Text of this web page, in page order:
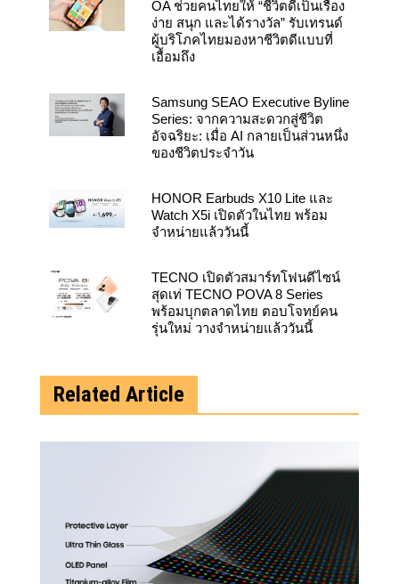
OA ช่วยคนไทยให้ “ชีวิตดีเป็นเรื่อง
ง่าย สนุก และได้รางวัล” รับเทรนด์
ผู้บริโภคไทยมองหาชีวิตดีแบบที่
เอื้อมถึง
Samsung SEAO Executive Byline
Series: จากความสะดวกสู่ชีวิต
อัจฉริยะ: เมื่อ AI กลายเป็นส่วนหนึ่ง
ของชีวิตประจำวัน
HONOR Earbuds X10 Lite และ
Watch X5i เปิดตัวในไทย พร้อม
จำหน่ายแล้ววันนี้
TECNO เปิดตัวสมาร์ทโฟนดีไซน์
สุดเท่ TECNO POVA 8 Series
พร้อมบุกตลาดไทย ตอบโจทย์คน
รุ่นใหม่ วางจำหน่ายแล้ววันนี้
Related Article